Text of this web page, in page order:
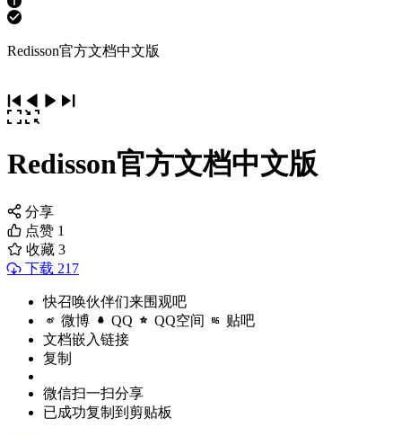
Redisson官方文档中文版
Redisson官方文档中文版
分享
点赞 1
收藏 3
下载 217
快召唤伙伴们来围观吧
微博 QQ QQ空间 贴吧
文档嵌入链接
复制
微信扫一扫分享
已成功复制到剪贴板